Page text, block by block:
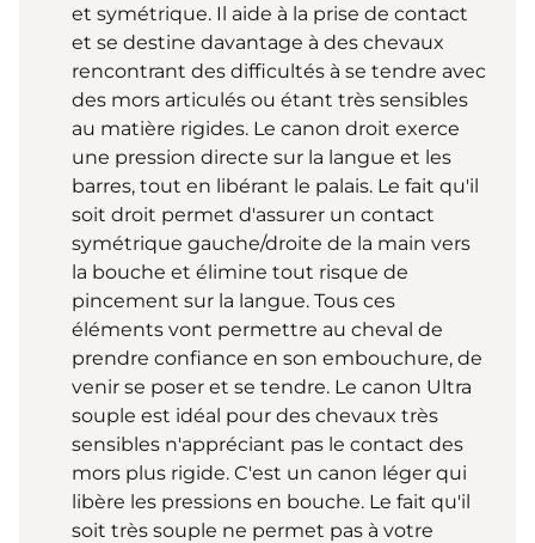
et symétrique. Il aide à la prise de contact
et se destine davantage à des chevaux
rencontrant des difficultés à se tendre avec
des mors articulés ou étant très sensibles
au matière rigides. Le canon droit exerce
une pression directe sur la langue et les
barres, tout en libérant le palais. Le fait qu'il
soit droit permet d'assurer un contact
symétrique gauche/droite de la main vers
la bouche et élimine tout risque de
pincement sur la langue. Tous ces
éléments vont permettre au cheval de
prendre confiance en son embouchure, de
venir se poser et se tendre. Le canon Ultra
souple est idéal pour des chevaux très
sensibles n'appréciant pas le contact des
mors plus rigide. C'est un canon léger qui
libère les pressions en bouche. Le fait qu'il
soit très souple ne permet pas à votre